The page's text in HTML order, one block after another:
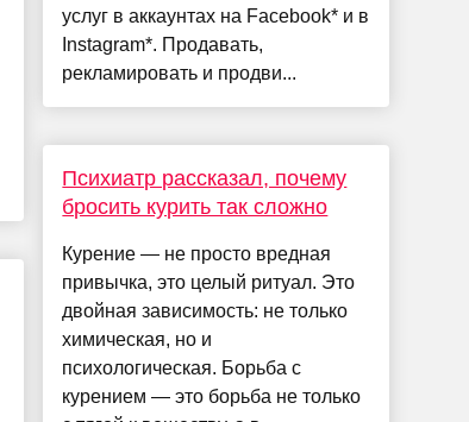
услуг в аккаунтах на Facebook* и в
Instagram*. Продавать,
рекламировать и продви...
Психиатр рассказал, почему
бросить курить так сложно
Курение — не просто вредная
привычка, это целый ритуал. Это
двойная зависимость: не только
химическая, но и
психологическая. Борьба с
курением — это борьба не только